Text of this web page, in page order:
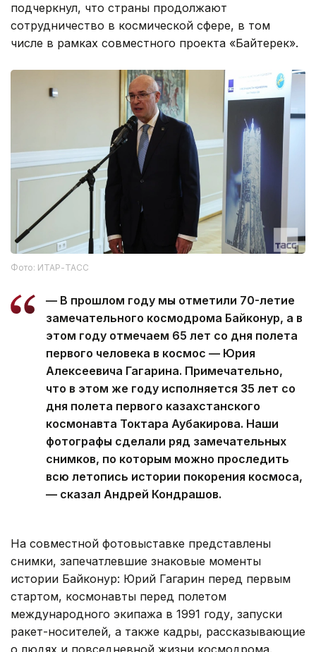
подчеркнул, что страны продолжают
сотрудничество в космической сфере, в том
числе в рамках совместного проекта «Байтерек».
Фото: ИТАР-ТАСС
— В прошлом году мы отметили 70-летие
замечательного космодрома Байконур, а в
этом году отмечаем 65 лет со дня полета
первого человека в космос — Юрия
Алексеевича Гагарина. Примечательно,
что в этом же году исполняется 35 лет со
дня полета первого казахстанского
космонавта Токтара Аубакирова. Наши
фотографы сделали ряд замечательных
снимков, по которым можно проследить
всю летопись истории покорения космоса,
— сказал Андрей Кондрашов.
На совместной фотовыставке представлены
снимки, запечатлевшие знаковые моменты
истории Байконур: Юрий Гагарин перед первым
стартом, космонавты перед полетом
международного экипажа в 1991 году, запуски
ракет-носителей, а также кадры, рассказывающие